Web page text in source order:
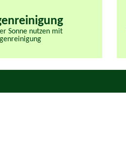
Sonne nutzen mit